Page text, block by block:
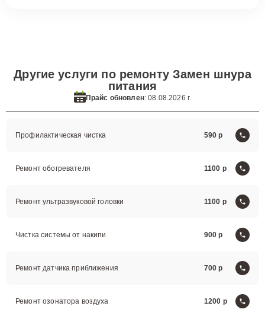
Другие услуги по ремонту Замен шнура
питания
Прайс обновлен: 08.08.2026 г.
Профилактическая чистка 590
Ремонт обогревателя 1100
Ремонт ультразвуковой головки 1100
Чистка системы от накипи 900
Ремонт датчика приближения 700
Ремонт озонатора воздуха 1200